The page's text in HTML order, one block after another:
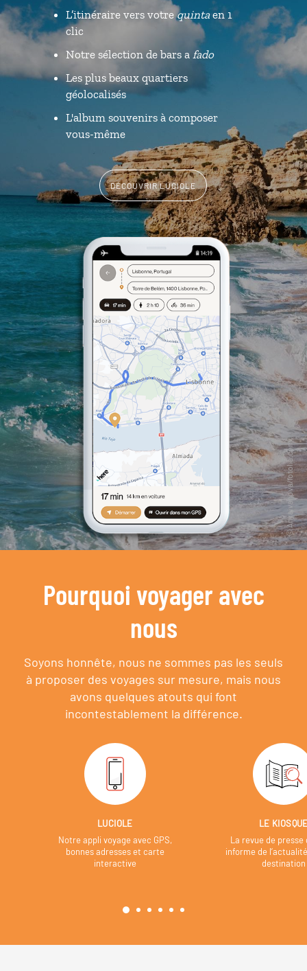
L’itinéraire vers votrequintaen 1
clic
Notre sélection de bars a fado
Les plus beaux quartiers
géolocalisés
L'album souvenirs à composer
vous-même
DÉCOUVRIR LUCIOLE
Pourquoi voyager avec
nous
Soyons honnête, nous ne sommes pas les seuls
à proposer des voyages sur mesure, mais nous
avons quelques atouts qui font
incontestablement la différence.
LUCIOLE
Notre appli voyage avec GPS,
bonnes adresses et carte
interactive
LE
La revue de presse
informe de
destination